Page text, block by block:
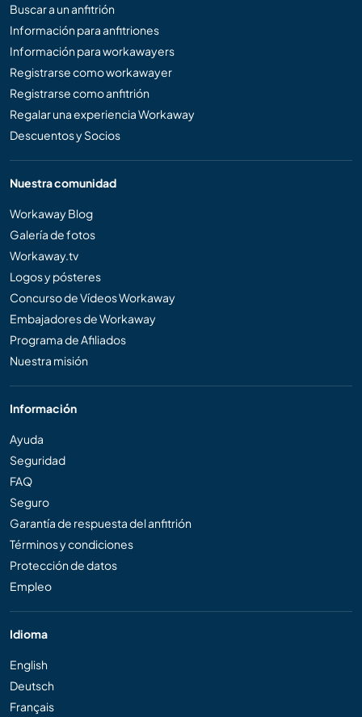
Buscar a un anfitrión
Información para anfitriones
Información para workawayers
Registrarse como workawayer
Registrarse como anfitrión
Regalar una experiencia Workaway
Descuentos y Socios
Nuestra comunidad
Workaway Blog
Galería de fotos
Workaway.tv
Logos y pósteres
Concurso de Vídeos Workaway
Embajadores de Workaway
Programa de Afiliados
Nuestra misión
Información
Ayuda
Seguridad
FAQ
Seguro
Garantía de respuesta del anfitrión
Términos y condiciones
Protección de datos
Empleo
Idioma
English
Deutsch
Français